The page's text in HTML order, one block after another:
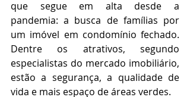
que segue em alta desde a
pandemia: a busca de famílias por
um imóvel em condomínio fechado.
Dentre os atrativos, segundo
especialistas do mercado imobiliário,
estão a segurança, a qualidade de
vida e mais espaço de áreas verdes.